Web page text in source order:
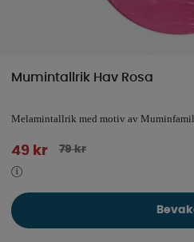
Mumintallrik Hav Rosa
Melamintallrik med motiv av
79kr
49 kr